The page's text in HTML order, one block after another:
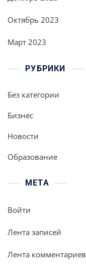
Октябрь 2023
Март 2023
РУБРИКИ
Без категории
Бизнес
Новости
Образование
МЕТА
Войти
Лента записей
Лента комментариев